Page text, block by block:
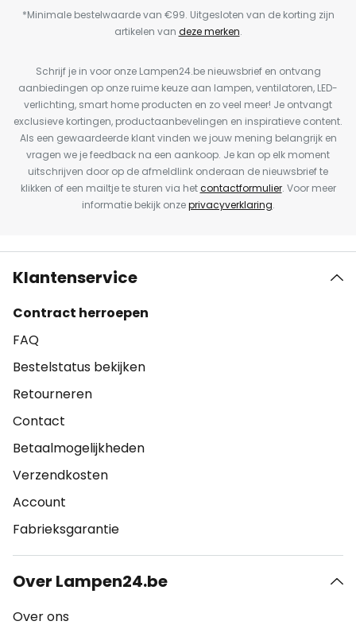
*Minimale bestelwaarde van €99. Uitgesloten van de korting zijn
artikelen van deze merken.
Schrijf je in voor onze Lampen24.be nieuwsbrief en ontvang
aanbiedingen op onze ruime keuze aan lampen, ventilatoren, LED-
verlichting, smart home producten en zo veel meer! Je ontvangt
exclusieve kortingen, productaanbevelingen en inspiratieve content.
Als een gewaardeerde klant vinden we jouw mening belangrijk en
vragen we je feedback na een aankoop. Je kan op elk moment
uitschrijven door op de afmeldlink onderaan de nieuwsbrief te
klikken of een mailtje te sturen via hetcontactformulier. Voor meer
informatie bekijk onzeprivacyverklaring.
Klantenservice
Contract herroepen
FAQ
Bestelstatus bekijken
Retourneren
Contact
Betaalmogelijkheden
Verzendkosten
Account
Fabrieksgarantie
Over Lampen24.be
Over ons